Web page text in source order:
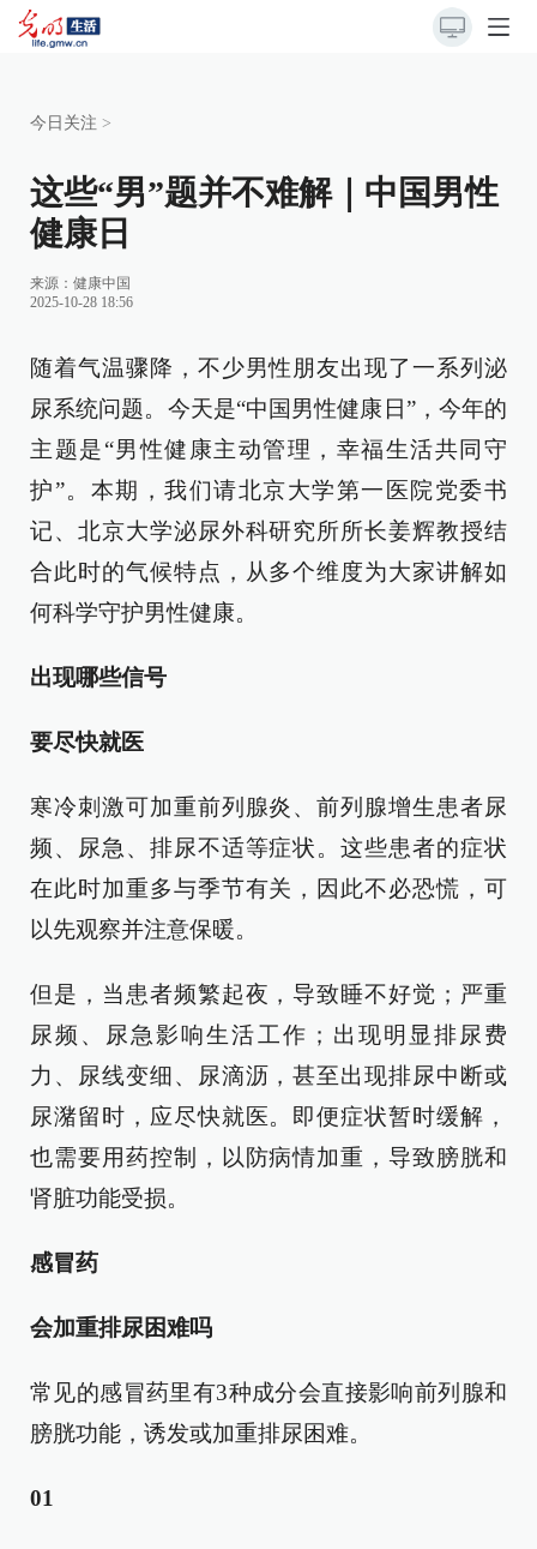
今日关注 >
这些“男”题并不难解｜中国男性
健康日
来源： 健康中国
2025-10-28 18:56
随着气温骤降，不少男性朋友出现了一系列泌
尿系统问题。今天是“中国男性健康日”，今年的
主题是“男性健康主动管理，幸福生活共同守
护”。本期，我们请北京大学第一医院党委书
记、北京大学泌尿外科研究所所长姜辉教授结
合此时的气候特点，从多个维度为大家讲解如
何科学守护男性健康。
出现哪些信号
要尽快就医
寒冷刺激可加重前列腺炎、前列腺增生患者尿
频、尿急、排尿不适等症状。这些患者的症状
在此时加重多与季节有关，因此不必恐慌，可
以先观察并注意保暖。
但是，当患者频繁起夜，导致睡不好觉；严重
尿频、尿急影响生活工作；出现明显排尿费
力、尿线变细、尿滴沥，甚至出现排尿中断或
尿潴留时，应尽快就医。即便症状暂时缓解，
也需要用药控制，以防病情加重，导致膀胱和
肾脏功能受损。
感冒药
会加重排尿困难吗
常见的感冒药里有3种成分会直接影响前列腺和
膀胱功能，诱发或加重排尿困难。
01